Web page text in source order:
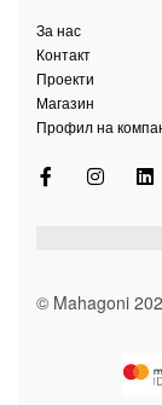
За нас
Контакт
Проекти
Магазин
Профил на
© Mahagoni